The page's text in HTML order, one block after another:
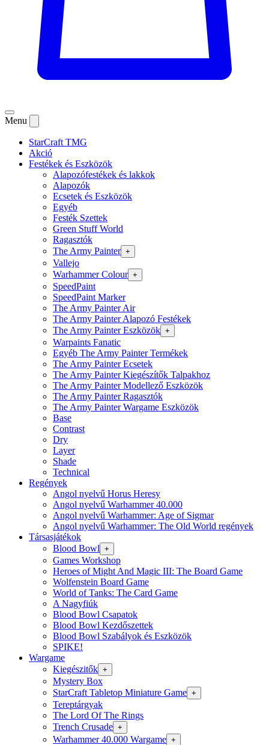
Menu
StarCraft TMG
Akció
Festékek és Eszközök
Alapozófestékek és lakkok
Alapozók
Ecsetek és Eszközök
Egyéb
Festék Szettek
Green Stuff World
Ragasztók
The Army Painter +
Vallejo
Warhammer Colour +
SpeedPaint
SpeedPaint Marker
The Army Painter Air
The Army Painter Alapozó Festékek
The Army Painter Eszközök +
Warpaints Fanatic
Egyéb The Army Painter Termékek
The Army Painter Ecsetek
The Army Painter Kiegészítők Talpakhoz
The Army Painter Modellező Eszközök
The Army Painter Ragasztók
The Army Painter Wargame Eszközök
Base
Contrast
Dry
Layer
Shade
Technical
Regények
Angol nyelvű Horus Heresy
Angol nyelvű Warhammer 40.000
Angol nyelvű Warhammer: Age of Sigmar
Angol nyelvű Warhammer: The Old World regények
Társasjátékok
Blood Bowl +
Games Workshop
Heroes of Might And Magic III: The Board Game
Wolfenstein Board Game
World of Tanks: The Card Game
A Nagyfiúk
Blood Bowl Csapatok
Blood Bowl Kezdőszettek
Blood Bowl Szabályok és Eszközök
SPIKE!
Wargame
Kiegészitők +
Mystery Box
StarCraft Tabletop Miniature Game +
Tereptárgyak
The Lord Of The Rings
Trench Crusade +
Warhammer 40.000 Wargame +